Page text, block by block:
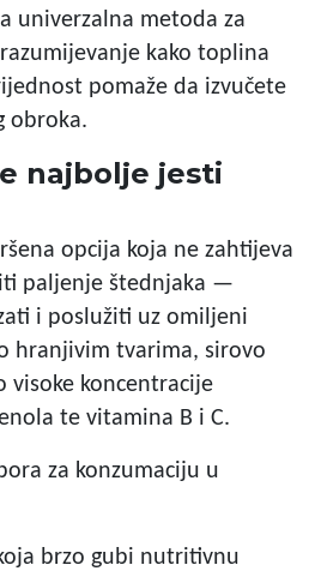
univerzalna metoda za
kako toplina
pomaže da izvučete
obroka.
najbolje jesti
opcija koja ne zahtijeva
paljenje štednjaka —
i poslužiti uz omiljeni
hranjivim tvarima, sirovo
visoke koncentracije
te vitamina B i C.
za konzumaciju u
brzo gubi nutritivnu